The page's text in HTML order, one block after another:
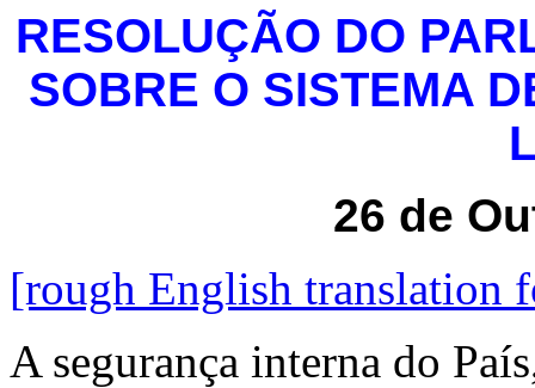
RESOLUÇÃO DO
SOBRE O SISTEMA
26 de
[rough English translation
A segurança interna do